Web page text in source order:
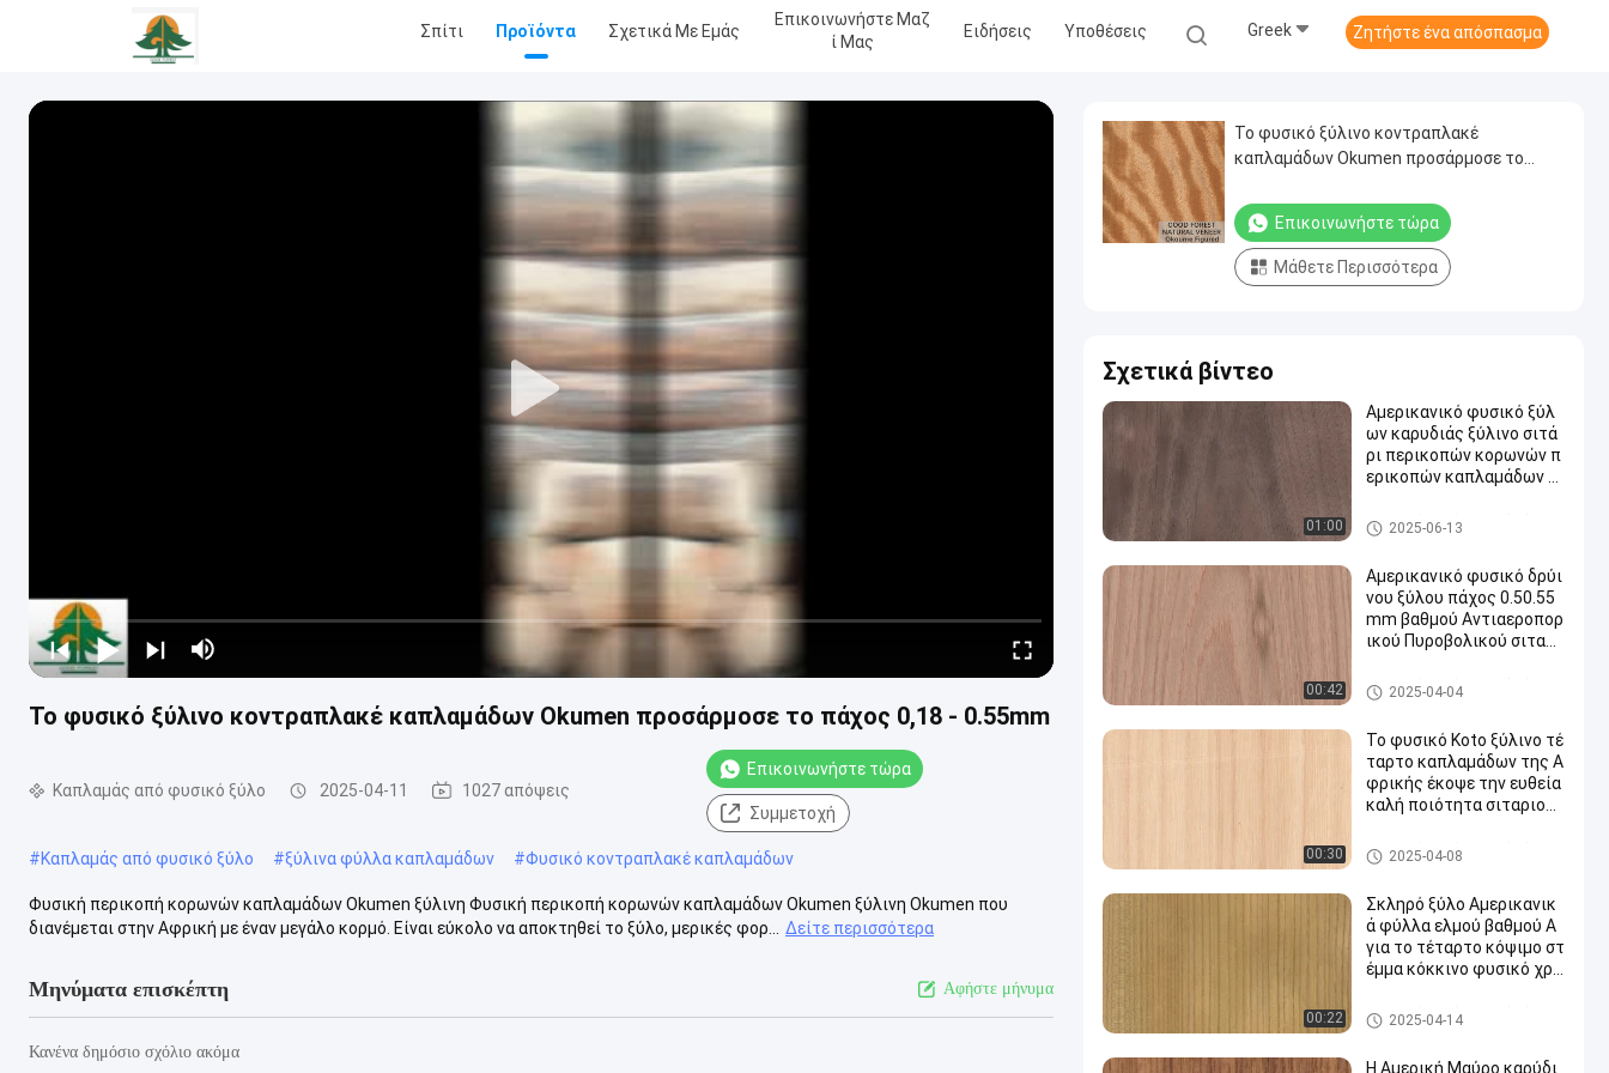
Σπίτι Προϊόντα Σχετικά Με Εμάς
Επικοινωνήστε Μαζ
Ί Μας
Ειδήσεις Υποθέσεις Greek Ζητήστε ένα απόσπασμα
Το φυσικό ξύλινο κοντραπλακέ καπλαμάδων Okumen προσάρμοσε το πάχος 0,18 - 0.55mm
Καπλαμάς από φυσικό ξύλο 2025-04-11 1027 απόψεις
Επικοινωνήστε τώρα
Συμμετοχή
#Καπλαμάς από φυσικό ξύλο #ξύλινα φύλλα καπλαμάδων #Φυσικό κοντραπλακέ καπλαμάδων
Φυσική περικοπή κορωνών καπλαμάδων Okumen ξύλινη Φυσική περικοπή κορωνών καπλαμάδων Okumen ξύλινη Okumen που
διανέμεται στην Αφρική με έναν μεγάλο κορμό. Είναι εύκολο να αποκτηθεί το ξύλο, μερικές φορ...
Δείτε περισσότερα
Μηνύματα επισκέπτη Αφήστε μήνυμα
Κανένα δημόσιο σχόλιο ακόμα
Το φυσικό ξύλινο κοντραπλακέ
καπλαμάδων Okumen προσάρμοσε το
Επικοινωνήστε τώρα
Μάθετε Περισσότερα
Σχετικά βίντεο
01:00
Αμερικανικό φυσικό ξύλ
ων καρυδιάς ξύλινο σιτά
ρι περικοπών κορωνών π
ερικοπών καπλαμάδων ε
λα κατηγορίας που κάνου
ν τον κατασκευαστή FSC
Καπλαμάς από φυσικό ξύλο
2025-06-13
00:42
Αμερικανικό φυσικό δρύι
νου ξύλου πάχος 0.50.55
mm βαθμού Αντιαεροπορ
ικού Πυροβολικού σιταρι
ερικοπών καπλαμάδων ε
πίπεδο για το πρόσωπο Κ
Καπλαμάς από φυσικό ξύλο
2025-04-04
00:30
Το φυσικό Koto ξύλινο τέ
ταρτο καπλαμάδων της Α
φρικής έκοψε την ευθεία
καλή ποιότητα σιταριού
σίας μπορεί να προσαρμο
στεί
Καπλαμάς από φυσικό ξύλο
2025-04-08
00:22
Σκληρό ξύλο Αμερικανικ
ά φύλλα ελμού βαθμού Α
για το τέταρτο κόψιμο στ
έμμα κόκκινο φυσικό χρ
πόρτας 3200mm Up
Καπλαμάς από φυσικό ξύλο
2025-04-14
Η Αμερική Μαύρο καρύδι